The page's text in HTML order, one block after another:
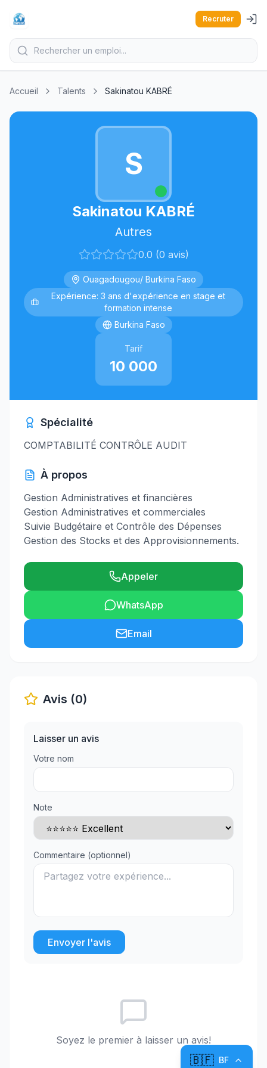
Recruter
Accueil Talents Sakinatou KABRÉ
S
Sakinatou KABRÉ
Autres
0.0 (0 avis)
Ouagadougou/ Burkina Faso
Expérience: 3 ans d'expérience en stage et
formation intense
Burkina Faso
Tarif
10 000
Spécialité
COMPTABILITÉ CONTRÔLE AUDIT
À propos
Gestion Administratives et financières
Gestion Administratives et commerciales
Suivie Budgétaire et Contrôle des Dépenses
Gestion des Stocks et des Approvisionnements.
Appeler
WhatsApp
Email
Avis (0)
Laisser un avis
Votre nom
Note
Commentaire (optionnel)
Envoyer l'avis
Soyez le premier à laisser un avis!
🇧🇫 BF